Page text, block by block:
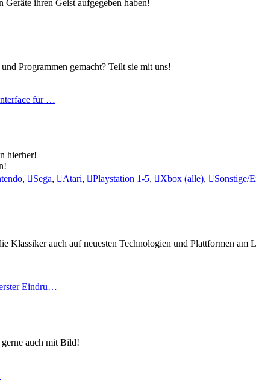
ihren Geist aufgegeben haben!
Programmen gemacht? Teilt sie mit uns!
für …
hierher!
, Sega, Atari, Playstation 1-5, Xbox (alle),
Sonstige/
Klassiker auch auf neuesten Technologien und Plattformen
Eindru…
auch mit Bild!